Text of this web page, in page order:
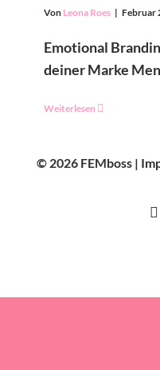
Von Leona Roes | Februar
Emotional
deiner Marke
Weiterlesen
© 2026 FEMboss |